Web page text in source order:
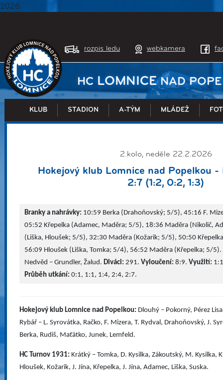
2026
rozpis ledu webkamera
HC LOMNICENAD
KLUB STADION A-TÝM MLÁDEŽ
2.kolo, neděle 22.2.2026
Hokejový klub Lomnice nad Popelkou -
2:7 (1:2, 0:2, 1:3)
Branky a nahrávky: 10:59 Berka (Drahoňovský; 5/5), 45:16 F.
05:52 Křepelka (Adamec, Maděra; 5/5), 18:36 Maděra (Nikolič,
(Liška, Hloušek; 5/5), 32:30 Maděra (Kožarik; 5/5), 50:50
56:09 Hloušek (Liška, Tomka; 5/4), 56:52 Maděra (Křepelka; 5/5).
Nedvěd – Grundler, Žalud. Diváci: 291. Vyloučení: 8:9. Využití:
Průběh utkání: 0:1, 1:1, 1:4, 2:4, 2:7.
Hokejový klub Lomnice nad Popelkou: Dlouhý – Pokorný, Pérez
Rybář – L. Syrovátka, Račko, F. Mizera, T. Rydval, Drahoňovský, J.
Berka, Rudiš, Maťátko, Junek, Lemfeld.
HC Turnov 1931: Krátký – Tomka, D. Kysilka, Zákoutský, M. Kysilka,
Hloušek, Kožarik, J. Jína, Křepelka, J. Jína, Adamec, Liška, Suska.